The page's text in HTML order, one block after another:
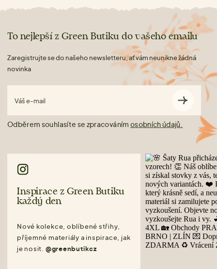
To nejlepší z Green Butiku do vašeho emailu
Zaregistrujte se do našeho newsletteru, ať vám neunikne žádná
novinka
Váš e-mail
Odběrem souhlasíte se zpracováním osobních údajů.
Inspirace z Green Butiku
každý den
Nové kolekce, oblíbené střihy,
příjemné materiály a inspirace, jak
je nosit. @greenbutikcz